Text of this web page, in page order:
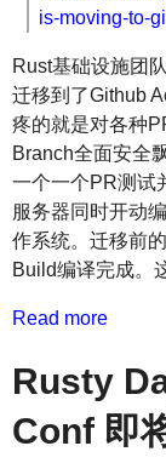
is-moving-to-
Rust基础设施团
迁移到了Github
疼的就是对各种
Branch全面安全
一个一个PR测试
服务器同时开动
作系统。迁移前
Build编译完成。
Read more
Rusty
Conf 即